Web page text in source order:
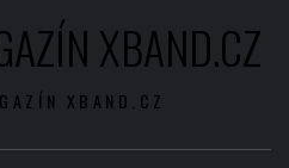
XBAND.CZ
XBAND.CZ